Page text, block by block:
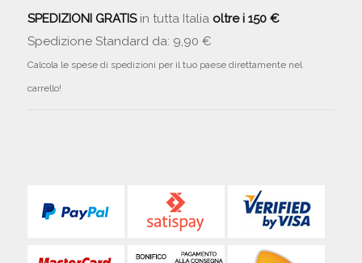
SPEDIZIONI GRATISin tutta Italia oltre i 150 €
Spedizione Standard da: 9,90 €
Calcola le spese di spedizioni per il tuo paese direttamente nel
carrello!